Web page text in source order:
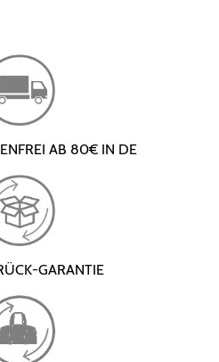
AB 80€ IN DE
GARANTIE